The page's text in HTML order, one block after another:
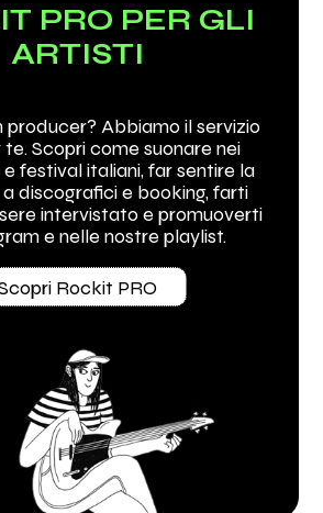
PRO PER GLI
ARTISTI
producer? Abbiamo il servizio
Scopri come suonare nei
festival italiani, far sentire la
discografici e booking, farti
intervistato e promuoverti
e nelle nostre playlist.
Rockit PRO